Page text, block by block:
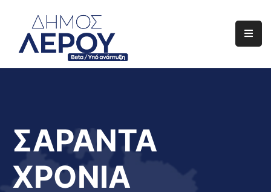
Αρχική
Διαφάνεια
Το
Νησί
ΣΑΡΑΝΤΑ
ΧΡΟΝΙΑ